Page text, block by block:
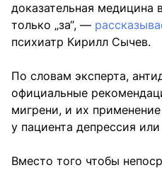
доказательная медицина
только „за“, —
психиатр Кирилл Сычев.
По словам эксперта,
официальные
мигрени, и их
у пациента депрессия или
Вместо того чтобы